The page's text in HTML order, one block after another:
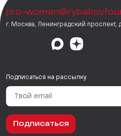
pro-
г. Москва, Ленинградский проспект,
Подписаться на рассылку
Подписаться